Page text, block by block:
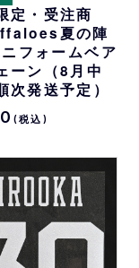
定・受注商
夏の陣
フォームベア
ーン（8月中
次発送予定）
(税込)